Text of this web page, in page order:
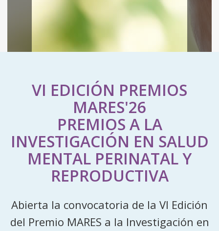
VI EDICIÓN PREMIOS
MARES'26
PREMIOS A LA
INVESTIGACIÓN EN SALUD
MENTAL PERINATAL Y
REPRODUCTIVA
Abierta la convocatoria de la VI Edición
del Premio MARES a la Investigación en